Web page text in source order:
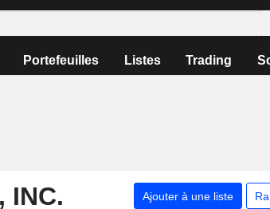
Portefeuilles Listes Trading
INC. Ajouter à une liste